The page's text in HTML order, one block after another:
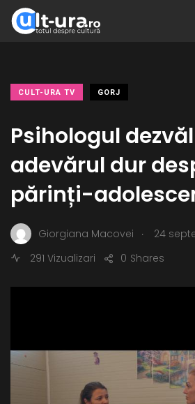
CULT-URA TV GORJ
Psihologul
adevărul dur
părinți-
Giorgiana Macovei . 24
291 Vizualizari
Shares
0